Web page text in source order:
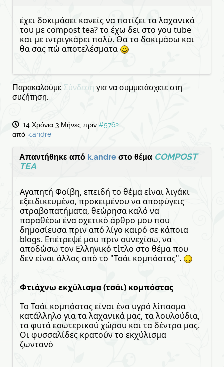
έχει δοκιμάσει κανείς να ποτίζει τα λαχανικά
του με compost tea? το έχω δει στο you tube
και με ιντριγκάρει πολύ. Θα το δοκιμάσω και
θα σας πώ αποτελέσματα
Παρακαλούμε Σύνδεση για να συμμετάσχετε στη
συζήτηση.
14 Χρόνια 3 Μήνες πριν #5762
από k.andre
Απαντήθηκε από k.andre στο θέμα COMPOST
TEA
Αγαπητή Φοίβη, επειδή το θέμα είναι λιγάκι
εξειδικευμένο, προκειμένου να αποφύγεις
στραβοπατήματα, θεώρησα καλό να
παραθέσω ένα σχετικό άρθρο μου που
δημοσίευσα πριν από λίγο καιρό σε κάποια
blogs. Επέτρεψέ μου πριν συνεχίσω, να
αποδώσω τον Ελληνικό τίτλο στο θέμα που
δεν είναι άλλος από το "Τσάι κομπόστας".
Φτιάχνω εκχύλισμα (τσάι) κομπόστας
To Τσάι κομπόστας είναι ένα υγρό λίπασμα
κατάλληλο για τα λαχανικά μας, τα λουλούδια,
τα φυτά εσωτερικού χώρου και τα δέντρα μας.
Οι φυσσαλίδες κρατούν το εκχύλισμα
ζωντανό